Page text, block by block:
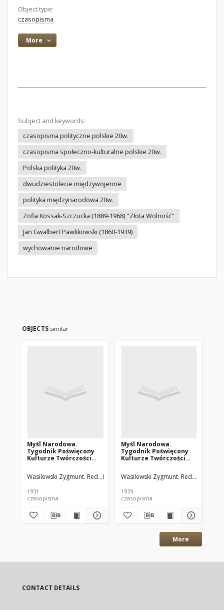
Object type:
czasopisma
More
Subject and keywords:
czasopisma polityczne polskie 20w.
czasopisma społeczno-kulturalne polskie 20w.
Polska polityka 20w.
dwudziestolecie międzywojenne
polityka międzynarodowa 20w.
Zofia Kossak-Szczucka (1889-1968) "Złota Wolność"
Jan Gwalbert Pawlikowski (1860-1939)
wychowanie narodowe
OBJECTS similar
Myśl Narodowa.
Tygodnik Poświęcony
Kulturze Twórczości
Wasilewski Zygmunt. Red. Rembieliński Jan. Red.
1931
czasopisma
Myśl Narodowa.
Tygodnik Poświęcony
Kulturze Twórczości
Wasilewski Zygmunt. Red.
1929
czasopisma
More
CONTACT DETAILS